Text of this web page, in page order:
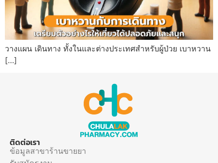
วางแผน เดินทาง ทั้งในและต่างประเทศสำหรับผู้ป่วย เบาหวาน
[…]
ติดต่อเรา
ข้อมูลสาขาร้านขายยา